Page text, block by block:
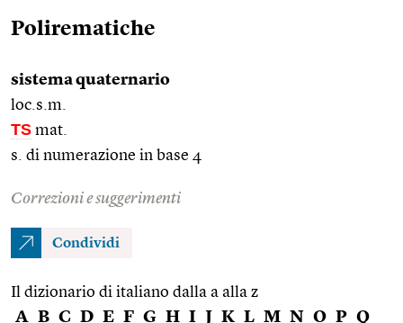
Polirematiche
sistema quaternario
loc.s.m.
TS mat.
s. di numerazione in base 4
Correzioni e suggerimenti
Condividi
Il dizionario di italiano dalla a alla z
A B C D E F G H I J K L M N O P Q